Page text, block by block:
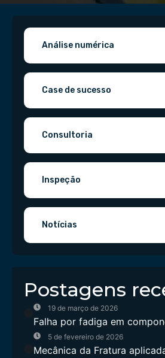
Análise numérica
Case de sucesso
Consultoria
Inspeção
Notícias
Postagens
19 de março de 2026
Falha por fadiga em
5 de fevereiro de 2026
Mecânica da Fratura